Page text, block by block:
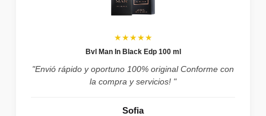
★★★★★
Bvl Man In Black Edp 100 ml
"Envió rápido y oportuno 100% original Conforme con
la compra y servicios! "
Sofia